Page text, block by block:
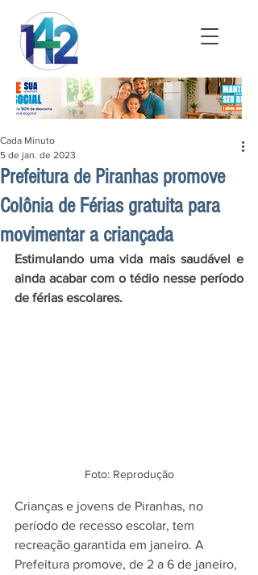
Prefeitura de Piranhas promove
Colônia de Férias gratuita para
movimentar a criançada⠀
Cada Minuto
5 de jan. de 2023
Estimulando uma vida mais saudável e
ainda acabar com o tédio nesse período
de férias escolares.⠀
Foto: Reprodução
Crianças e jovens de Piranhas, no
período de recesso escolar, tem
recreação garantida em janeiro. A
Prefeitura promove, de 2 a 6 de janeiro,